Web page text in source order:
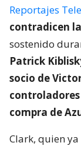
Reportajes
contradicen
sostenido
Patrick
socio de
compra de
Clark, quien